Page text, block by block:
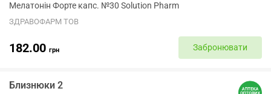
Мелатонін Форте капс. №30 Solution Pharm
ЗДРАВОФАРМ ТОВ
182.00 грн Забронювати
Близнюки 2